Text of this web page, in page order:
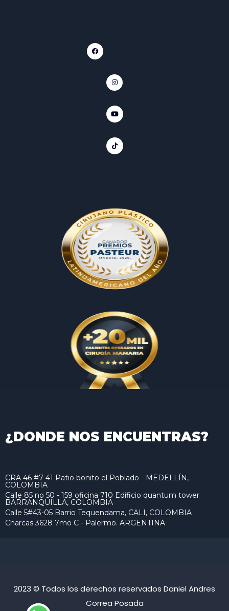
¿DONDE NOS ENCUENTRAS?
CRA 46 #7-41 Patio bonito el Poblado - MEDELLÍN,
COLOMBIA
Calle 85 no 50 - 159 oficina 710 Edificio quantum tower
BARRANQUILLA, COLOMBIA
Calle 5#43-05 Barrio Tequendama, CALI, COLOMBIA
Charcas 3628 7mo C - Palermo. ARGENTINA
2023 © Todos los derechos reservados Daniel Andres
Correa Posada